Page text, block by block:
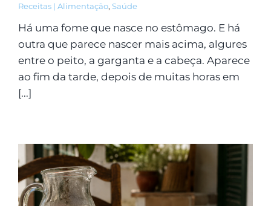
Receitas | Alimentação, Saúde
Há uma fome que nasce no estômago. E há
outra que parece nascer mais acima, algures
entre o peito, a garganta e a cabeça. Aparece
ao fim da tarde, depois de muitas horas em
[...]